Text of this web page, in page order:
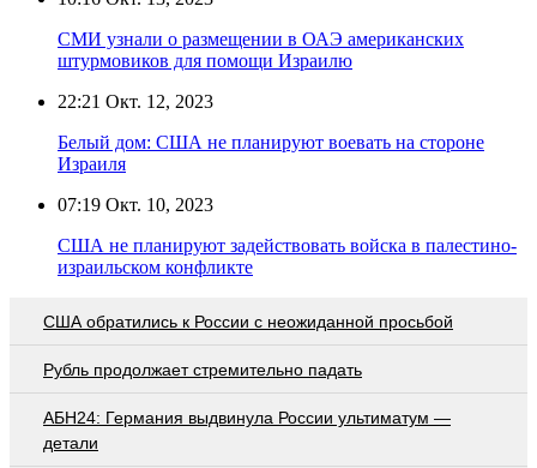
СМИ узнали о размещении в ОАЭ американских
штурмовиков для помощи Израилю
22:21 Окт. 12, 2023
Белый дом: США не планируют воевать на стороне
Израиля
07:19 Окт. 10, 2023
США не планируют задействовать войска в палестино-
израильском конфликте
США обратились к России с неожиданной просьбой
Рубль продолжает стремительно падать
АБН24: Германия выдвинула России ультиматум —
детали